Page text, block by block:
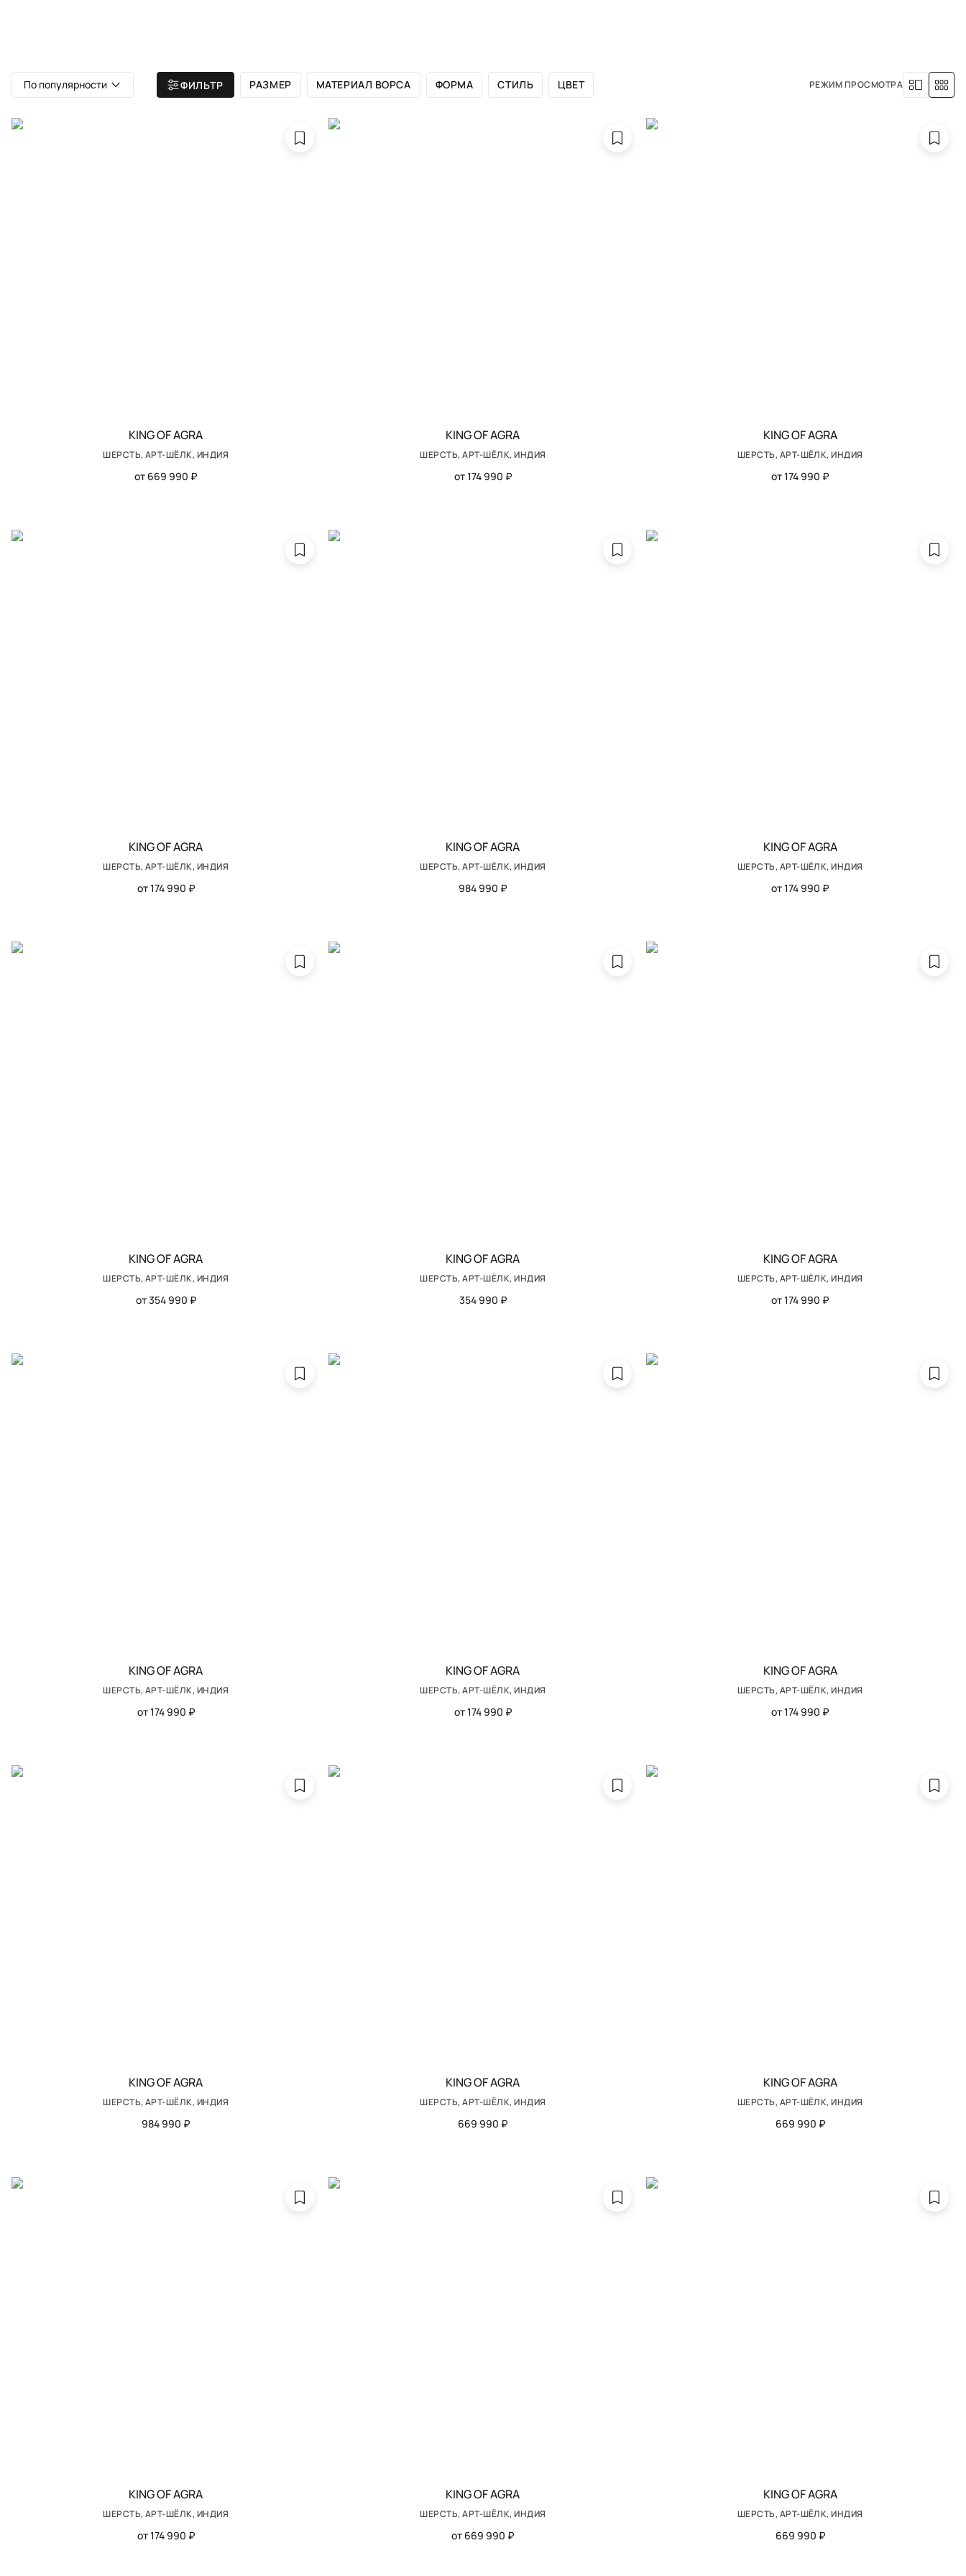
/ KING OF AGRA
KING OF AGRA
По популярности ФИЛЬТР РАЗМЕР МАТЕРИАЛ ВОРСА ФОРМА СТИЛЬ ЦВЕТ РЕЖИМ ПРОСМОТРА
KING OF AGRA
ШЕРСТЬ, АРТ-ШЁЛК, ИНДИЯ
от 669 990 ₽
KING OF AGRA
ШЕРСТЬ, АРТ-ШЁЛК, ИНДИЯ
от 174 990 ₽
KING OF AGRA
ШЕРСТЬ, АРТ-ШЁЛК, ИНДИЯ
от 174 990 ₽
KING OF AGRA
ШЕРСТЬ, АРТ-ШЁЛК, ИНДИЯ
от 174 990 ₽
KING OF AGRA
ШЕРСТЬ, АРТ-ШЁЛК, ИНДИЯ
984 990 ₽
KING OF AGRA
ШЕРСТЬ, АРТ-ШЁЛК, ИНДИЯ
от 174 990 ₽
KING OF AGRA
ШЕРСТЬ, АРТ-ШЁЛК, ИНДИЯ
от 354 990 ₽
KING OF AGRA
ШЕРСТЬ, АРТ-ШЁЛК, ИНДИЯ
354 990 ₽
KING OF AGRA
ШЕРСТЬ, АРТ-ШЁЛК, ИНДИЯ
от 174 990 ₽
KING OF AGRA
ШЕРСТЬ, АРТ-ШЁЛК, ИНДИЯ
от 174 990 ₽
KING OF AGRA
ШЕРСТЬ, АРТ-ШЁЛК, ИНДИЯ
от 174 990 ₽
KING OF AGRA
ШЕРСТЬ, АРТ-ШЁЛК, ИНДИЯ
от 174 990 ₽
KING OF AGRA
ШЕРСТЬ, АРТ-ШЁЛК, ИНДИЯ
984 990 ₽
KING OF AGRA
ШЕРСТЬ, АРТ-ШЁЛК, ИНДИЯ
669 990 ₽
KING OF AGRA
ШЕРСТЬ, АРТ-ШЁЛК, ИНДИЯ
669 990 ₽
KING OF AGRA
ШЕРСТЬ, АРТ-ШЁЛК, ИНДИЯ
от 174 990 ₽
KING OF AGRA
ШЕРСТЬ, АРТ-ШЁЛК, ИНДИЯ
от 669 990 ₽
KING OF AGRA
ШЕРСТЬ, АРТ-ШЁЛК, ИНДИЯ
669 990 ₽